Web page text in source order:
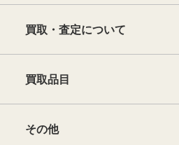
買取・査定について
買取品目
その他